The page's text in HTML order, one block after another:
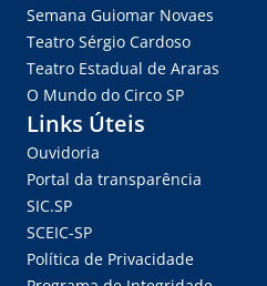
Semana Guiomar Novaes
Teatro Sérgio Cardoso
Teatro Estadual de Araras
O Mundo do Circo SP
Links Úteis
Ouvidoria
Portal da transparência
SIC.SP
SCEIC-SP
Política de Privacidade